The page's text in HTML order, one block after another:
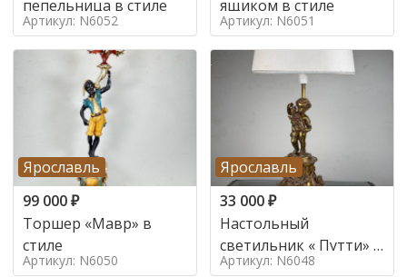
пепельница в стиле
Артикул: N6052
ящиком в стиле
Артикул: N6051
Ярославль
99 000₽
Торшер «Мавр» в
стиле
Артикул: N6050
Ярославль
33 000₽
Настольный
светильник « Путти» в
стиле
Артикул: N6048